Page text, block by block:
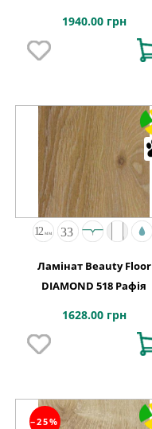
1940.00 грн
Ламінат Beauty Floor
DIAMOND 518 Рафія
1628.00 грн
−25%